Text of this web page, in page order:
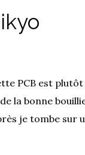
PCB est
la bonne
je tombe sur